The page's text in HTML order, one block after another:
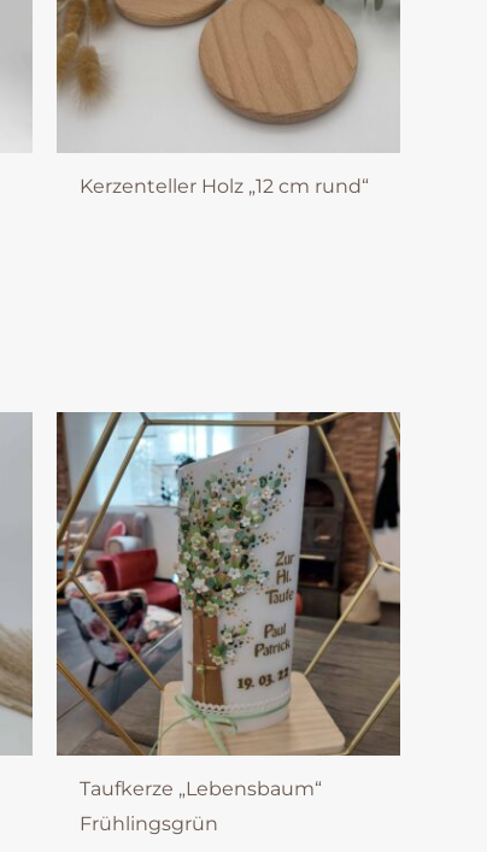
Kerzenteller Holz „12 cm rund“
Taufkerze „Lebensbaum“
Frühlingsgrün